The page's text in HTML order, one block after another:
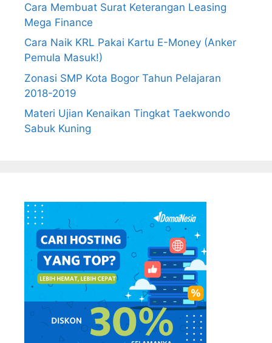
Cara Membuat Surat Keterangan Leasing
Mega Finance
Cara Naik KRL Pakai Kartu E-Money (Anker
Pemula Masuk!)
Zonasi SMP Kota Bogor Tahun Pelajaran
2018-2019
Materi Ujian Kenaikan Tingkat Taekwondo
Sabuk Kuning